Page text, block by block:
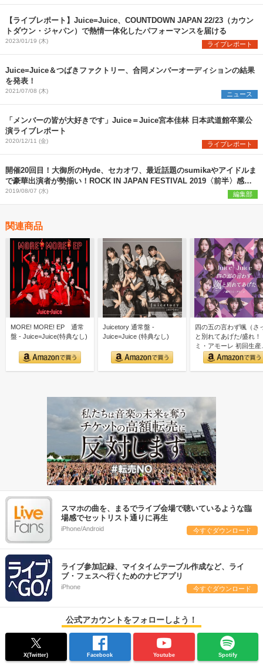
【ライブレポート】Juice=Juice、COUNTDOWN JAPAN 22/23（カウン
トダウン・ジャパン）で熱情一体化したパフォーマンスを届ける
2023/01/19 (木) ライブレポート
Juice=Juice＆つばきファクトリー、合同メンバーオーディションの結果
を発表！
2021/07/08 (木) ニュース
「メンバーの皆が大好きです」Juice＝Juice宮本佳林 日本武道館卒業公
演ライブレポート
2020/12/11 (金) ライブレポート
開催20回目！大御所のHyde、セカオワ、最近話題のsumikaやアイドルま
で豪華出演者が勢揃い！ROCK IN JAPAN FESTIVAL 2019〈前半〉感想
まとめ
2019/08/07 (水) 編集部
関連商品
MORE! MORE! EP 通常
盤 - Juice=Juice(特典なし)
Juicetory 通常盤 -
Juice=Juice (特典なし)
四の五の言わず颯（さ
と別れてあげた/盛れ！
ミ・アモーレ 初回生産
定盤SP - Ｊｕｉｃｅ
スマホの曲を、まるでライブ会場で聴いているような臨
場感でセットリスト通りに再生
iPhone/Android 今すぐダウンロード
ライブ参加記録、マイタイムテーブル作成など、ライ
ブ・フェスへ行くためのナビアプリ
iPhone 今すぐダウンロード
公式アカウントをフォローしよう！
X(Twitter) Facebook Youtube Spotify